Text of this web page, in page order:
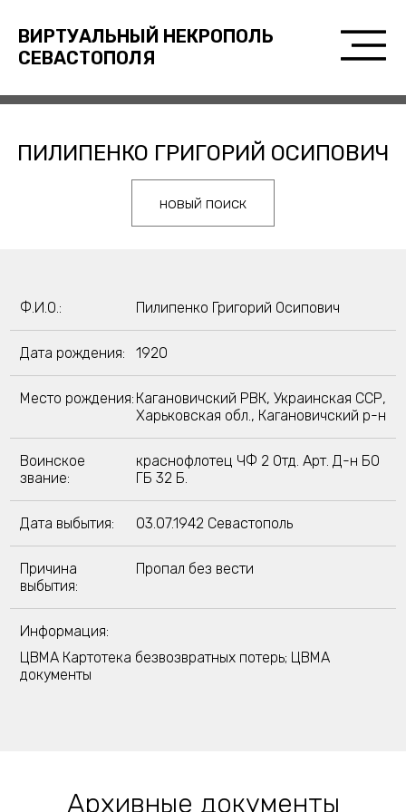
ВИРТУАЛЬНЫЙ НЕКРОПОЛЬ
СЕВАСТОПОЛЯ
ПИЛИПЕНКО ГРИГОРИЙ ОСИПОВИЧ
новый поиск
Ф.И.О.: Пилипенко Григорий Осипович
Дата рождения: 1920
Место рождения: Кагановичский РВК, Украинская ССР,
Харьковская обл., Кагановичский р-н
Воинское
звание:
краснофлотец ЧФ 2 Отд. Арт. Д-н БО
ГБ 32 Б.
Дата выбытия: 03.07.1942 Севастополь
Причина
выбытия:
Пропал без вести
Информация:
ЦВМА Картотека безвозвратных потерь; ЦВМА
документы
Архивные документы